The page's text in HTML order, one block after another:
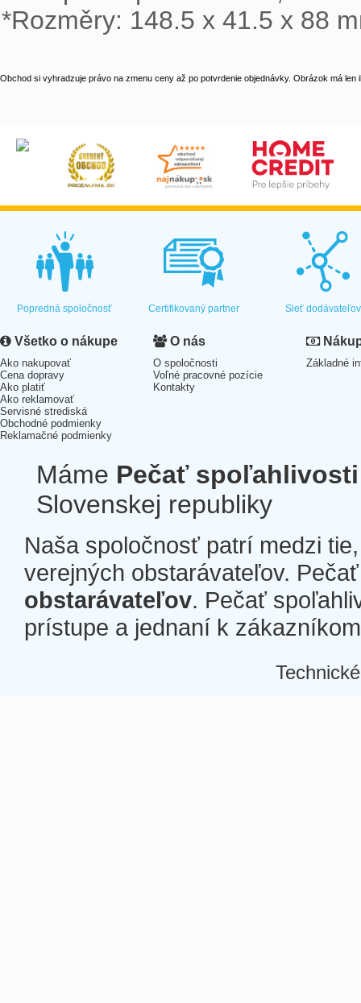
*Rozměry: 148.5 x 41.5 x 88
Obchod si vyhradzuje právo na zmenu ceny až po potvrdenie objednávky. Obrázok má len
Popredná spoločnosť Certifikovaný partner Sieť dodávateľov
Všetko o nákupe
Ako nakupovať
Cena dopravy
Ako platiť
Ako reklamovať
Servisné strediská
Obchodné podmienky
Reklamačné podmienky
O nás
O spoločnosti
Voľné pracovné pozície
Kontakty
Základné
Máme Pečať spoľahlivosti
Slovenskej republiky
Naša spoločnosť patrí medzi
verejných obstarávateľov.
obstarávateľov. Pečať
prístupe a jednaní k